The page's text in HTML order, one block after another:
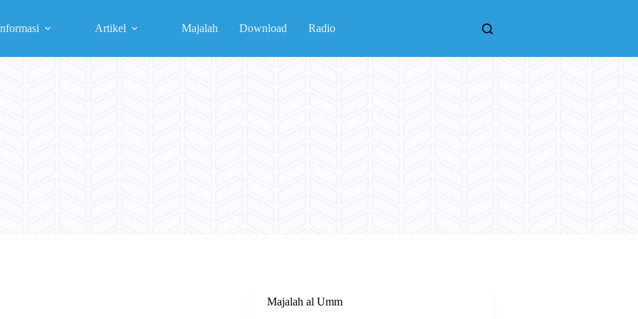
Artikel Majalah Download Radio
Majalah al Umm